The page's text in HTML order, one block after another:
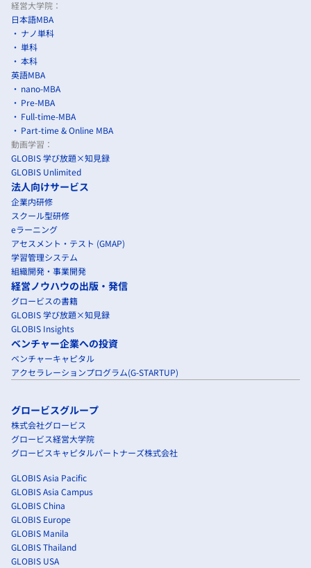
経営大学院：
日本語MBA
ナノ単科
単科
本科
英語MBA
nano-MBA
Pre-MBA
Full-time-MBA
Part-time & Online MBA
動画学習：
GLOBIS 学び放題×知見録
GLOBIS Unlimited
法人向けサービス
企業内研修
スクール型研修
eラーニング
アセスメント・テスト (GMAP)
学習管理システム
組織開発・事業開発
経営ノウハウの出版・発信
グロービスの書籍
GLOBIS 学び放題×知見録
GLOBIS Insights
ベンチャー企業への投資
ベンチャーキャピタル
アクセラレーションプログラム(G-STARTUP)
グロービスグループ
株式会社グロービス
グロービス経営大学院
グロービスキャピタルパートナーズ株式会社
GLOBIS Asia Pacific
GLOBIS Asia Campus
GLOBIS China
GLOBIS Europe
GLOBIS Manila
GLOBIS Thailand
GLOBIS USA